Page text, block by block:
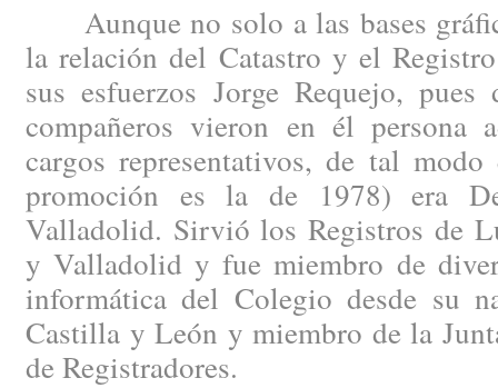
Aunque no solo a las bases
la relación del Catastro y el
sus esfuerzos Jorge Requejo,
compañeros vieron en él persona
cargos representativos, de tal
promoción es la de 1978) era
Valladolid. Sirvió los Registros de
y Valladolid y fue miembro de
informática del Colegio desde su
Castilla y León y miembro de la
de Registradores.